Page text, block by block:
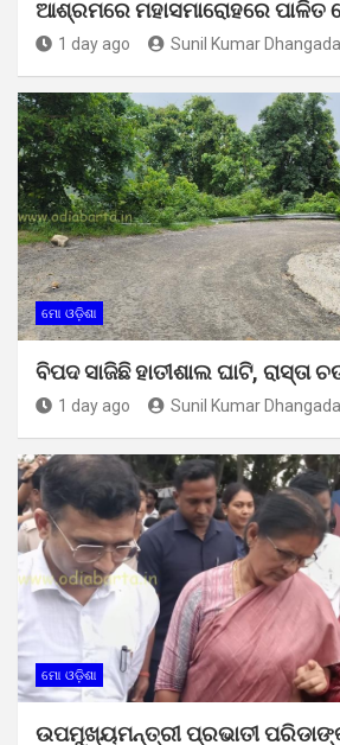
ଆଶ୍ରମରେ ମହାସମାରୋହରେ ପାଳିତ
1 day ago Sunil Kumar
ମୋ ଓଡ଼ିଶା
ବିପଦ ସାଜିଛି ହାତୀଶାଲ ଘାଟି, ରାସ୍ତା
1 day ago Sunil Kumar
ମୋ ଓଡ଼ିଶା
ଉପମୁଖ୍ୟମନ୍ତ୍ରୀ ପ୍ରଭାତୀ